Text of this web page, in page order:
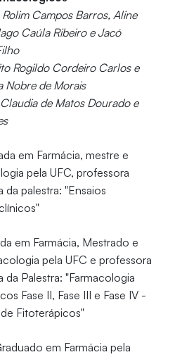
Campos Barros, Aline
Caúla Ribeiro e Jacó
Rogildo Cordeiro Carlos e
Nobre de Morais
de Matos Dourado e
em Farmácia, mestre e
pela UFC, professora
da palestra: "Ensaios
em Farmácia, Mestrado e
pela UFC e professora
da Palestra: "Farmacologia
Fase II, Fase III e Fase IV -
Fitoterápicos"
em Farmácia pela